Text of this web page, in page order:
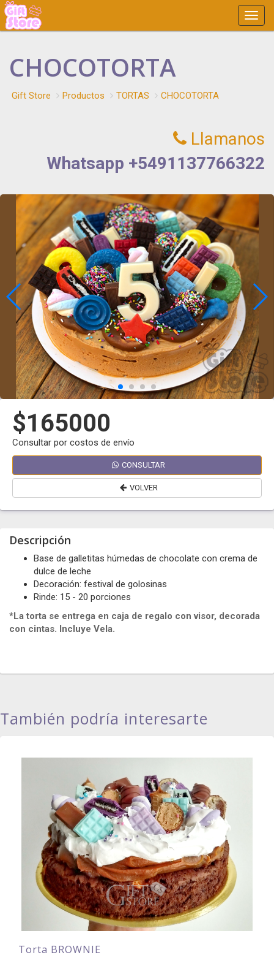
Main
Menu
CHOCOTORTA
Gift Store Productos TORTAS CHOCOTORTA
Llamanos
Whatsapp +5491137766322
$165000
Consultar por costos de envío
CONSULTAR
VOLVER
Descripción
Base de galletitas húmedas de chocolate con crema de
dulce de leche
Decoración: festival de golosinas
Rinde: 15 - 20 porciones
*La torta se entrega en caja de regalo con visor, decorada
con cintas. Incluye Vela.
También podría interesarte
Torta BROWNIE